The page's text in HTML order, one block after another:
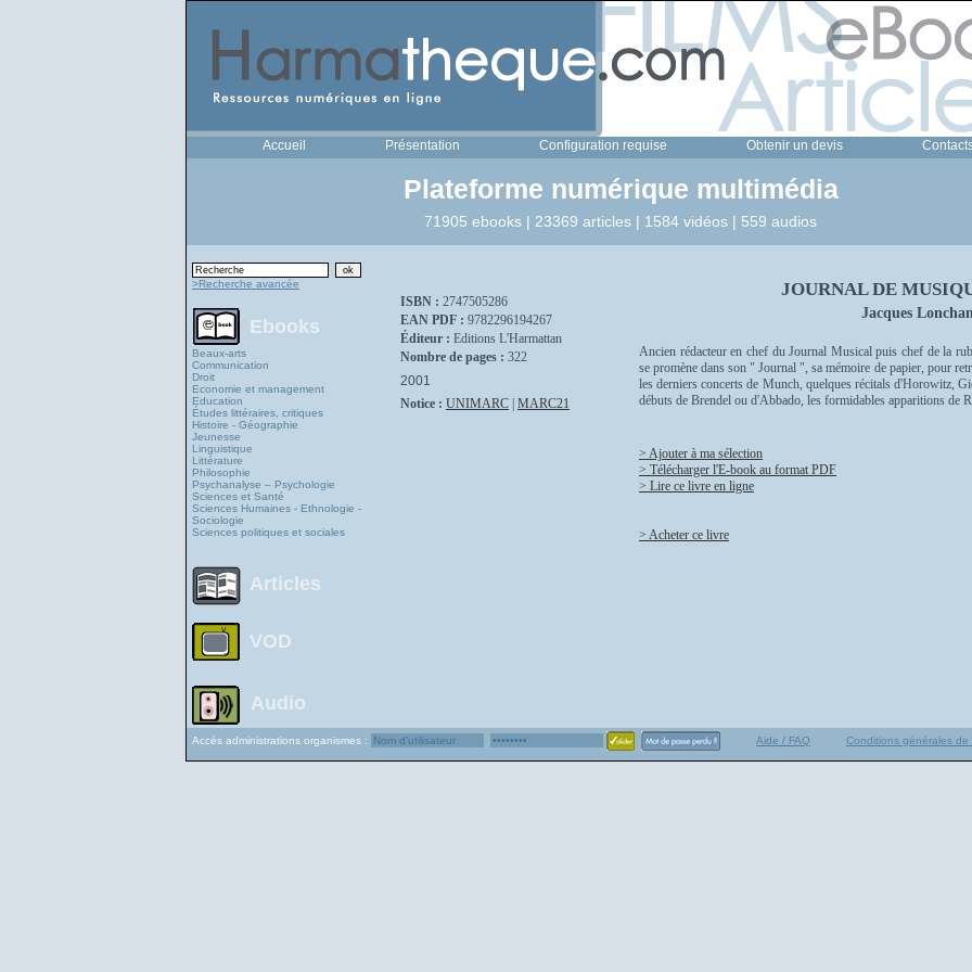
Accueil Présentation Configuration requise Obtenir un devis
Plateforme numérique multimédia
71905 ebooks | 23369 articles | 1584 vidéos | 559 audios
>Recherche avancée
Ebooks
Beaux-arts
Communication
Droit
Economie et management
Education
Études littéraires, critiques
Histoire - Géographie
Jeunesse
Linguistique
Littérature
Philosophie
Psychanalyse – Psychologie
Sciences et Santé
Sciences Humaines - Ethnologie -
Sociologie
Sciences politiques et sociales
Articles
VOD
Audio
ISBN : 2747505286
EAN PDF : 9782296194267
Éditeur : Editions L'Harmattan
Nombre de pages : 322
2001
Notice : UNIMARC MARC21
JOURNAL DE
Jacques
Ancien rédacteur en chef du Journal Musical puis chef de la
se promène dans son " Journal ", sa mémoire de papier, pour
les derniers concerts de Munch, quelques récitals d'Horowitz,
débuts de Brendel ou d'Abbado, les formidables apparitions de
> Ajouter à ma sélection
> Télécharger l'E-book au format PDF
> Lire ce livre en ligne
> Acheter ce livre
Accès administrations organismes : Aide / FAQ Conditions générales de